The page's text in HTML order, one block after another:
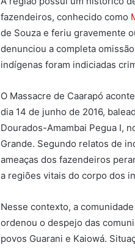
fazendeiros, conhecido como
de Souza e feriu gravemente
denunciou a completa
indígenas foram indiciadas
O Massacre de Caarapó
dia 14 de junho de 2016,
Dourados-Amambai Pegua I,
Grande. Segundo relatos de
ameaças dos fazendeiros
a regiões vitais do corpo dos
Nesse contexto, a
ordenou o despejo das
povos Guarani e Kaiowá.